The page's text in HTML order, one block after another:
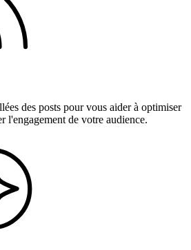
des posts pour vous aider à optimiser
l'engagement de votre audience.